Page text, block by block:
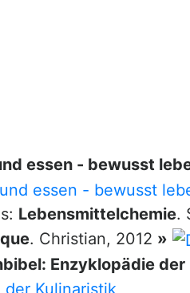
essen - bewusst
Lebensmittelchemie.
. Christian, 2012 »
Enzyklopädie